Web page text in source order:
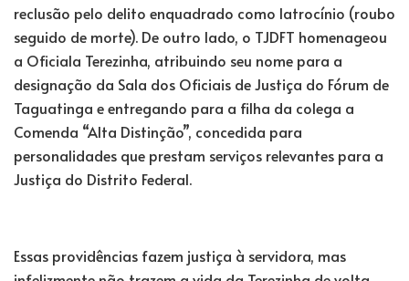
reclusão pelo delito enquadrado como latrocínio (roubo
seguido de morte). De outro lado, o TJDFT homenageou
a Oficiala Terezinha, atribuindo seu nome para a
designação da Sala dos Oficiais de Justiça do Fórum de
Taguatinga e entregando para a filha da colega a
Comenda “Alta Distinção”, concedida para
personalidades que prestam serviços relevantes para a
Justiça do Distrito Federal.
Essas providências fazem justiça à servidora, mas